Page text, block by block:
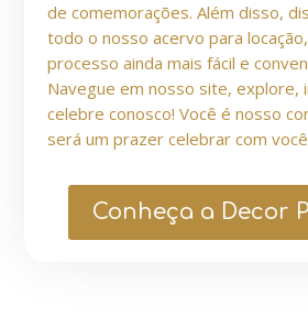
de comemorações. Além disso,
todo o nosso acervo para
processo ainda mais fácil e
Navegue em nosso site, explore,
celebre conosco! Você é nosso
será um prazer celebrar com
Conheça a Decor